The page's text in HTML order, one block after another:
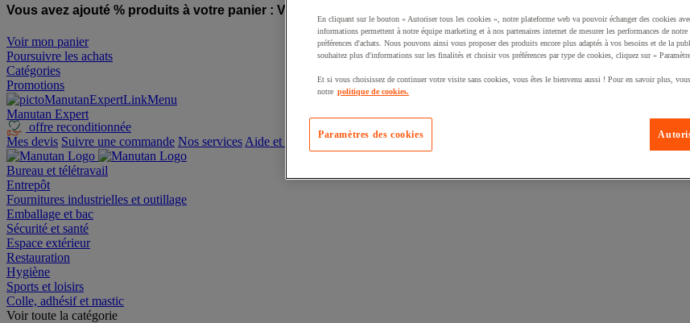
Vous avez ajouté % produits à votre panier : Vous avez ajouté un produit à votre panier :
Voir mon panier
Poursuivre les achats
Catégories
Promotions
Manutan Expert
offre reconditionnée
Mes devis Suivre une commande Nos services Aide et contact
Bureau et télétravail
Entrepôt
Fournitures industrielles et outillage
Emballage et bac
Sécurité et santé
Espace extérieur
Restauration
Hygiène
Sports et loisirs
Colle, adhésif et mastic
Voir toute la catégorie
En cliquant sur le bouton « Autoriser tous les cookies », notre plateforme web va pouvoir échanger des cookies
informations permettent à notre équipe marketing et à nos partenaires internet de mesurer les performances de
préférences d'achats. Nous pouvons ainsi vous proposer des produits encore plus adaptés à vos besoins et de la
souhaitez plus d'informations sur les finalités et choisir vos préférences par type de cookies, cliquez sur «
Et si vous choisissez de continuer votre visite sans cookies, vous êtes le bienvenu aussi ! Pour en savoir plus,
notre politique de cookies.
Paramètres des cookies